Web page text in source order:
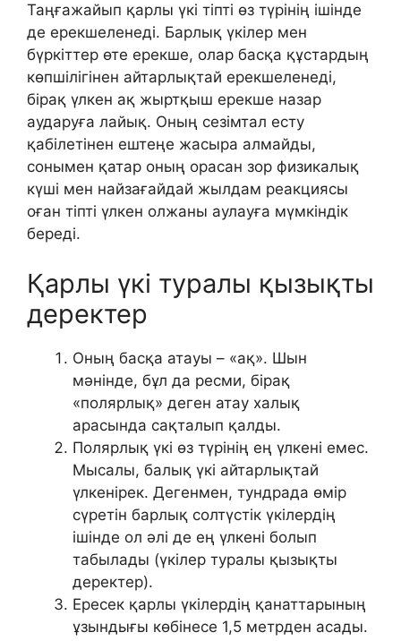
Таңғажайып қарлы үкі тіпті өз түрінің ішінде
де ерекшеленеді. Барлық үкілер мен
бүркіттер өте ерекше, олар басқа құстардың
көпшілігінен айтарлықтай ерекшеленеді,
бірақ үлкен ақ жыртқыш ерекше назар
аударуға лайық. Оның сезімтал есту
қабілетінен ештеңе жасыра алмайды,
сонымен қатар оның орасан зор физикалық
күші мен найзағайдай жылдам реакциясы
оған тіпті үлкен олжаны аулауға мүмкіндік
береді.
Қарлы үкі туралы қызықты
деректер
Оның басқа атауы – «ақ». Шын
мәнінде, бұл да ресми, бірақ
«полярлық» деген атау халық
арасында сақталып қалды.
Полярлық үкі өз түрінің ең үлкені емес.
Мысалы, балық үкі айтарлықтай
үлкенірек. Дегенмен, тундрада өмір
сүретін барлық солтүстік үкілердің
ішінде ол әлі де ең үлкені болып
табылады (үкілер туралы қызықты
деректер).
Ересек қарлы үкілердің қанаттарының
ұзындығы көбінесе 1,5 метрден асады.